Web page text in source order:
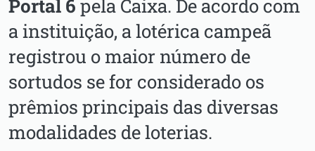
Portal 6 pela Caixa. De acordo com
a instituição, a lotérica campeã
registrou o maior número de
sortudos se for considerado os
prêmios principais das diversas
modalidades de loterias.